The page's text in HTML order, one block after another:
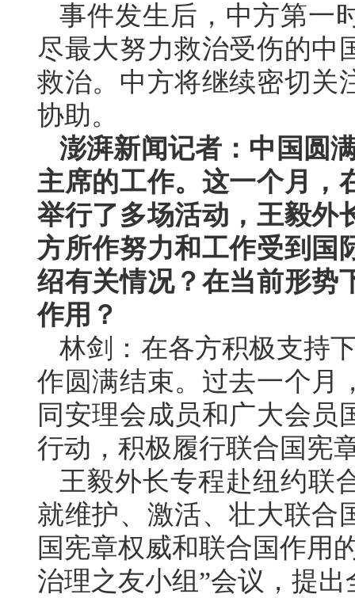
事件发生后，中方第一
尽最大努力救治受伤的中
救治。中方将继续密切关
协助。
澎湃新闻记者：中国圆
主席的工作。这一个月，
举行了多场活动，王毅外
方所作努力和工作受到国
绍有关情况？在当前形势
作用？
林剑：在各方积极支持
作圆满结束。过去一个月
同安理会成员和广大会员
行动，积极履行联合国宪
王毅外长专程赴纽约联
就维护、激活、壮大联合
国宪章权威和联合国作用
治理之友小组”会议，提